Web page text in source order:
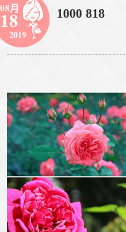
08月
18
2019
1000 818